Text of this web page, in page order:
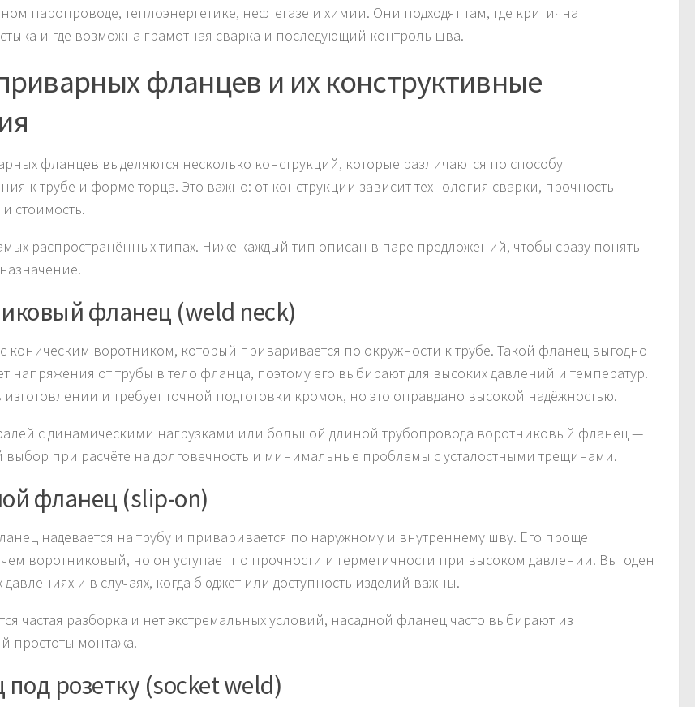
паропроводе, теплоэнергетике, нефтегазе и химии. Они подходят там, где критична
и где возможна грамотная сварка и последующий контроль шва.
фланцев и их конструктивные
фланцев выделяются несколько конструкций, которые различаются по способу
к трубе и форме торца. Это важно: от конструкции зависит технология сварки, прочность
стоимость.
распространённых типах. Ниже каждый тип описан в паре предложений, чтобы сразу понять
фланец (weld neck)
коническим воротником, который приваривается по окружности к трубе. Такой фланец выгодно
напряжения от трубы в тело фланца, поэтому его выбирают для высоких давлений и температур.
и требует точной подготовки кромок, но это оправдано высокой надёжностью.
с динамическими нагрузками или большой длиной трубопровода воротниковый фланец —
при расчёте на долговечность и минимальные проблемы с усталостными трещинами.
фланец (slip-on)
надевается на трубу и приваривается по наружному и внутреннему шву. Его проще
чем воротниковый, но он уступает по прочности и герметичности при высоком давлении. Выгоден
давлениях и в случаях, когда бюджет или доступность изделий важны.
частая разборка и нет экстремальных условий, насадной фланец часто выбирают из
простоты монтажа.
розетку (socket weld)